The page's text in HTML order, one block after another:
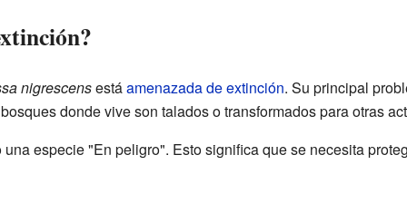
nigrescensestáamenazada de extinción. Su principal
donde vive son talados o transformados para otras
especie "En peligro". Esto significa que se necesita